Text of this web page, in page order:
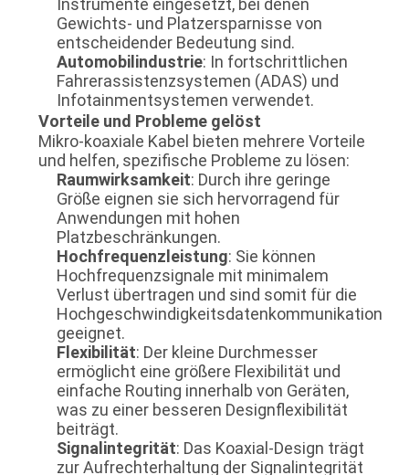
Gewichts- und Platzersparnisse von
entscheidender Bedeutung sind.
Automobilindustrie: In fortschrittlichen
Fahrerassistenzsystemen (ADAS) und
Infotainmentsystemen verwendet.
Vorteile und Probleme gelöst
Mikro-koaxiale Kabel bieten mehrere Vorteile
und helfen, spezifische Probleme zu lösen:
Raumwirksamkeit: Durch ihre geringe
Größe eignen sie sich hervorragend für
Anwendungen mit hohen
Platzbeschränkungen.
Hochfrequenzleistung: Sie können
Hochfrequenzsignale mit minimalem
Verlust übertragen und sind somit für die
Hochgeschwindigkeitsdatenkommunikation
geeignet.
Flexibilität: Der kleine Durchmesser
ermöglicht eine größere Flexibilität und
einfache Routing innerhalb von Geräten,
was zu einer besseren Designflexibilität
beiträgt.
Signalintegrität: Das Koaxial-Design trägt
zur Aufrechterhaltung der Signalintegrität